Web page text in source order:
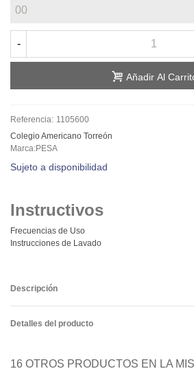
-
Añadir Al
Referencia: 1105600
Colegio Americano Torreón
Marca:PESA
Sujeto a disponibilidad
Instructivos
Frecuencias de Uso
Instrucciones de Lavado
Descripción
Detalles del producto
16 OTROS PRODUCTOS EN LA